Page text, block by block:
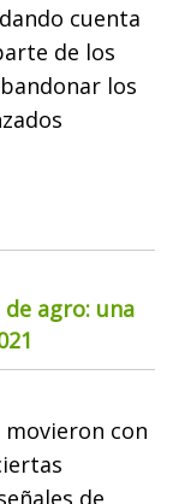
cuenta
de los
los
agro: una
movieron con
de